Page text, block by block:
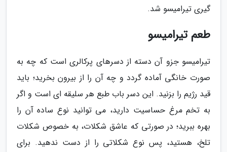
گیری تیرامیسو شد.
طعم تیرامیسو
تیرامیسو جزو آن دسته از دسرهای پرکالری است که چه به
صورت خانگی آماده گردد و چه آن را از بیرون بخرید؛ باید
قید رژیم را بزنید. این دسر باب طبع هر سلیقه ای است و اگر
به تخم مرغ حساسیت دارید، می توانید نوع ساده آن را
بهره ببرید؛ در صورتی که عاشق شکلات، به خصوص شکلات
تلخ، هستید، پس نوع شکلاتی را از دست ندهید. برای